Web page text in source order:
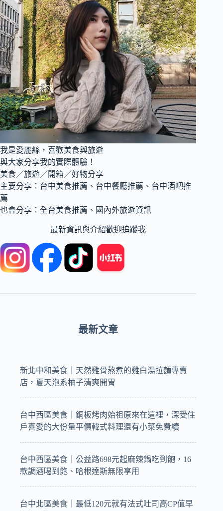
我是愛麗絲，喜歡美食與旅遊
與大家分享我的實際體驗！
美食／旅遊／開箱／好物分享
主要分享：台中美食推薦、台中餐廳推薦、台中酒吧推
薦
也會分享：全台美食推薦、國內外旅遊資訊
最新資訊與介紹歡迎追蹤我
最新文章
新北中和美食｜天然雞骨熬煮的雞白湯拉麵專賣
店，夏天泡系柚子清爽開胃
台中西區美食｜銅板烤肉始祖原來在這裡，深受住
戶喜愛的大份量平價韓式料理還有小菜免費續
台中西區美食｜公益路698元起麻辣鍋吃到飽，16
款調酒喝到飽、哈根達斯無限享用
台中北區美食｜最低120元就有法式吐司高CP值早